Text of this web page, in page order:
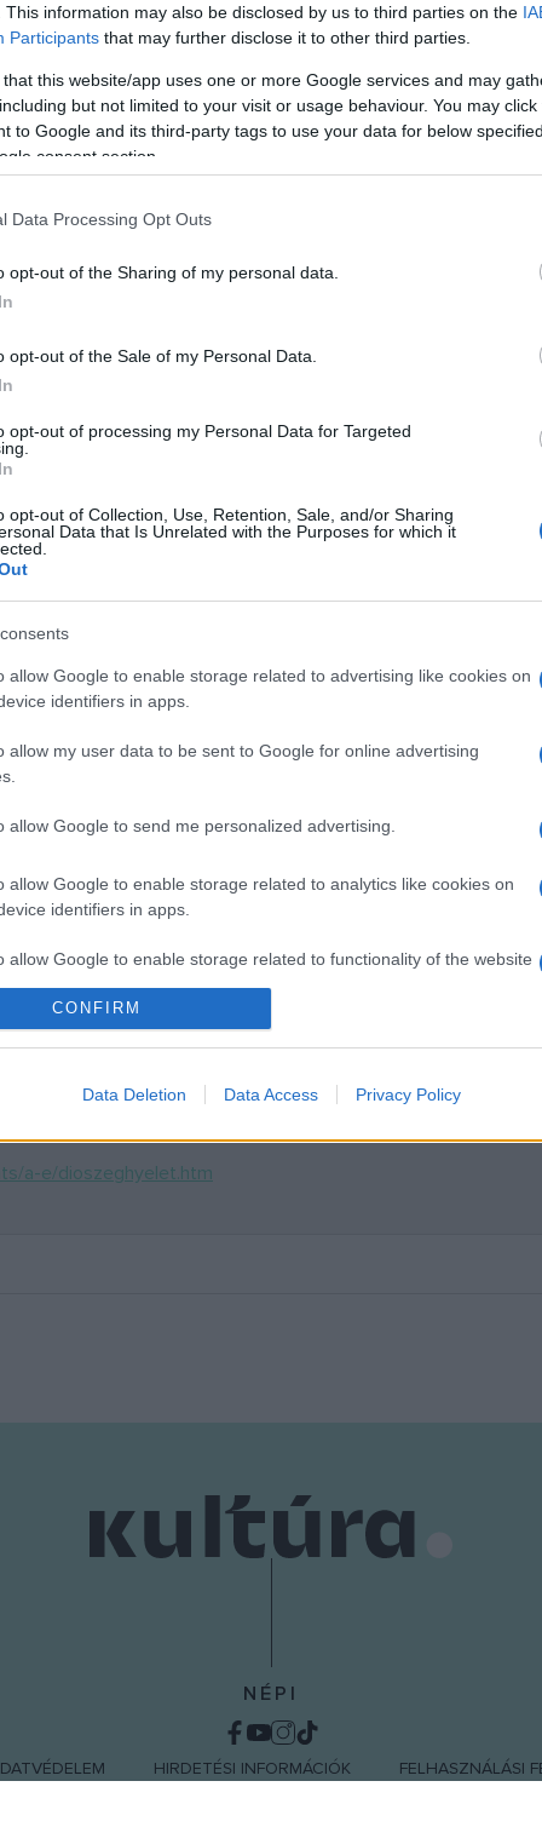
This information may also be disclosed by us to third parties on the
Participants that may further disclose it to other third parties.
that this website/app uses one or more Google services and may
but not limited to your visit or usage behaviour. You may
to Google and its third-party tags to use your data for below
consent section.
Data Processing Opt Outs
opt-out of the Sharing of my personal data.
opt-out of the Sale of my Personal Data.
opt-out of processing my Personal Data for Targeted
opt-out of Collection, Use, Retention, Sale, and/or Sharing
Data that Is Unrelated with the Purposes for which it
allow Google to enable storage related to advertising like cookies on
identifiers in apps.
allow my user data to be sent to Google for online advertising
allow Google to send me personalized advertising.
allow Google to enable storage related to analytics like cookies on
identifiers in apps.
allow Google to enable storage related to functionality of the website
allow Google to enable storage related to personalization.
allow Google to enable storage related to security, including
CONFIRM
Data Deletion Data Access Privacy Policy
Szatmárnémetibe, ahol létrehozzák a Szatmári Állami
a nagybányai esztendőket leszámítva, nem cserél társulatot,
Szívéhez leközelébb Móricz Zsigmond: "Nem élhetek
Először 1956-ban formálja meg Balázs alakját, és bizony
ért meg. 17 évvel később, 1973-ban találkozik ismét
gazdagabb, sokkal árnyaltabb alakot színre vinnie ekkor.
szerepe áll közel leginkább az egyéniségéhez, de nagy
(Jókai: Aranyember), Spiridon (Baranga: Kergebírka).
a legmagasabb előadásszámok közé tartozik, a hazai
mint például Napoleon, vagy Sztálin stb...
maszkokat készítenek maguknak. Nagyon fontos a szereplő
esetén, vallja a művész.
is magam készítem."
(Majláth) kezdi tanulmányait
érettségit
Intézetének hallgatója
színház magyar tagozatát
tagja
a Szatmári Állami Magyar Színházat
tagja
tagja édesapját gyászolja.
a-e/dioszeghyelet.htm
NÉPI
HIRDETÉSI INFORMÁCIÓK FELHASZNÁLÁSI